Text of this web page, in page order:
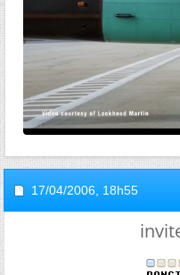
17/04/2006, 18h55